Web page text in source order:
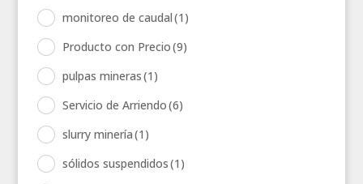
monitoreo de caudal(1)
Producto con Precio(9)
pulpas mineras(1)
Servicio de Arriendo(6)
slurry minería(1)
sólidos suspendidos(1)